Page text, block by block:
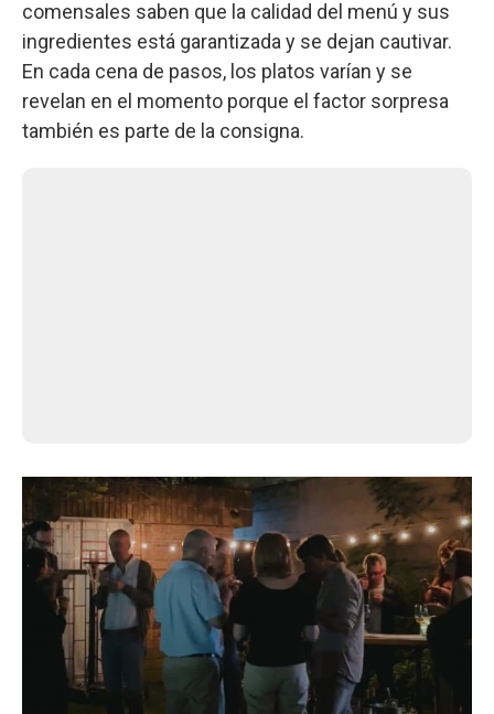
comensales saben que la calidad del menú y sus
ingredientes está garantizada y se dejan cautivar.
En cada cena de pasos, los platos varían y se
revelan en el momento porque el factor sorpresa
también es parte de la consigna.